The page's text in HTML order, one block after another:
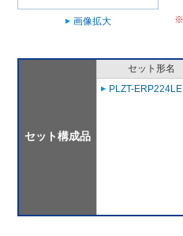
画像拡大 ※
セット構成品
セット形名
PLZT-